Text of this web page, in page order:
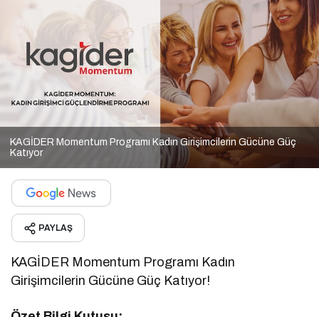
KAGİDER Momentum Programı Kadın Girişimcilerin Gücüne Güç
Katıyor
PAYLAŞ
KAGİDER Momentum Programı Kadın
Girişimcilerin Gücüne Güç Katıyor!